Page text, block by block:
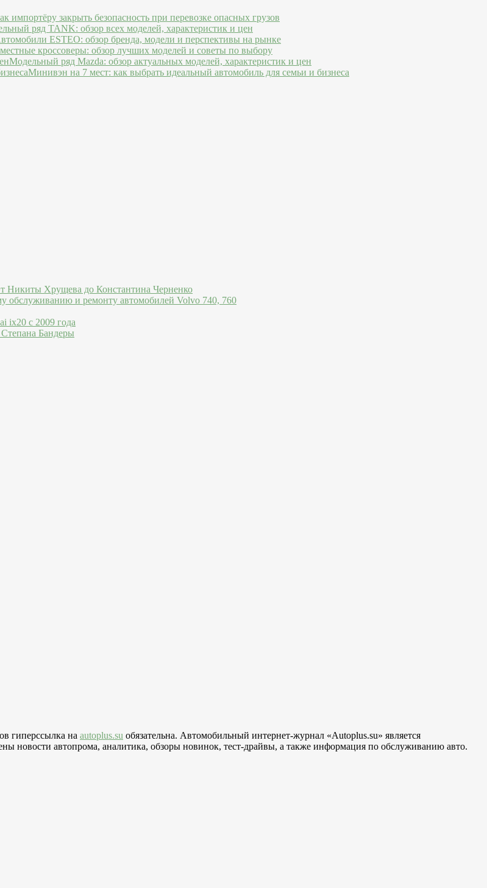
импортёру закрыть безопасность при перевозке опасных грузов
ряд TANK: обзор всех моделей, характеристик и цен
ESTEO: обзор бренда, модели и перспективы на рынке
кроссоверы: обзор лучших моделей и советы по выбору
Модельный ряд Mazda: обзор актуальных моделей, характеристик и цен
Минивэн на 7 мест: как выбрать идеальный автомобиль для семьи и бизнеса
Никиты Хрущева до Константина Черненко
обслуживанию и ремонту автомобилей Volvo 740, 760
ix20 c 2009 года
Бандеры
гиперссылка на autoplus.su обязательна. Автомобильный интернет-журнал «Autoplus.su» является
новости автопрома, аналитика, обзоры новинок, тест-драйвы, а также информация по обслуживанию авто.